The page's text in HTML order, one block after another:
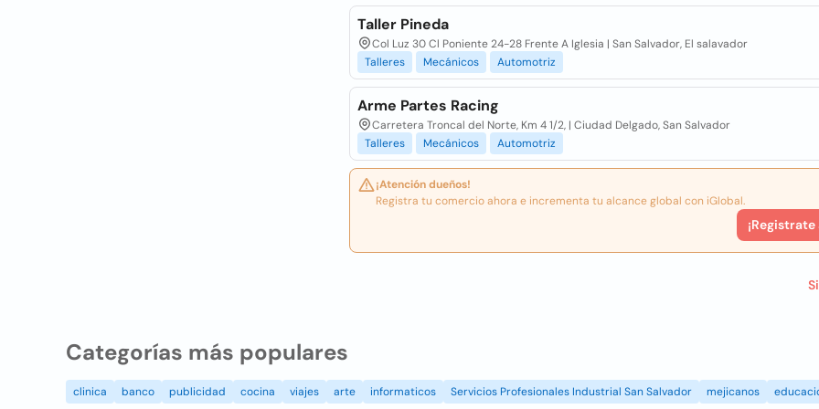
Taller Pineda
Col Luz 30 Cl Poniente 24-28 Frente A Iglesia | San Salvador, El salavador
Talleres
Mecánicos Automotriz
Arme Partes Racing
Carretera Troncal del Norte, Km 4 1/2, | Ciudad Delgado, San Salvador
Talleres
Mecánicos Automotriz
¡Atención dueños!
Registra tu comercio ahora e incrementa tu alcance global con iGlobal.
¡Registrate
Categorías más populares
clinica banco publicidad cocina viajes arte informaticos Servicios Profesionales Industrial San Salvador mejicanos